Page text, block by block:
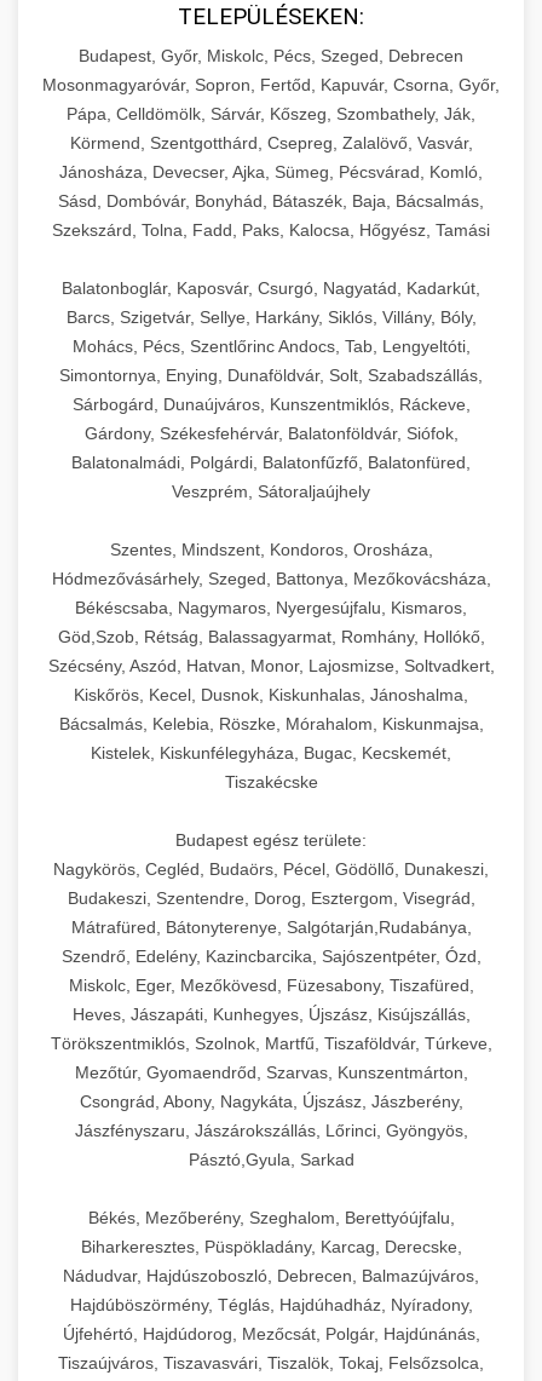
TELEPÜLÉSEKEN:
Budapest, Győr, Miskolc, Pécs, Szeged, Debrecen
Mosonmagyaróvár, Sopron, Fertőd, Kapuvár, Csorna, Győr,
Pápa, Celldömölk, Sárvár, Kőszeg, Szombathely, Ják,
Körmend, Szentgotthárd, Csepreg, Zalalövő, Vasvár,
Jánosháza, Devecser, Ajka, Sümeg, Pécsvárad, Komló,
Sásd, Dombóvár, Bonyhád, Bátaszék, Baja, Bácsalmás,
Szekszárd, Tolna, Fadd, Paks, Kalocsa, Hőgyész, Tamási
Balatonboglár, Kaposvár, Csurgó, Nagyatád, Kadarkút,
Barcs, Szigetvár, Sellye, Harkány, Siklós, Villány, Bóly,
Mohács, Pécs, Szentlőrinc Andocs, Tab, Lengyeltóti,
Simontornya, Enying, Dunaföldvár, Solt, Szabadszállás,
Sárbogárd, Dunaújváros, Kunszentmiklós, Ráckeve,
Gárdony, Székesfehérvár, Balatonföldvár, Siófok,
Balatonalmádi, Polgárdi, Balatonfűzfő, Balatonfüred,
Veszprém, Sátoraljaújhely
Szentes, Mindszent, Kondoros, Orosháza,
Hódmezővásárhely, Szeged, Battonya, Mezőkovácsháza,
Békéscsaba, Nagymaros, Nyergesújfalu, Kismaros,
Göd,Szob, Rétság, Balassagyarmat, Romhány, Hollókő,
Szécsény, Aszód, Hatvan, Monor, Lajosmizse, Soltvadkert,
Kiskőrös, Kecel, Dusnok, Kiskunhalas, Jánoshalma,
Bácsalmás, Kelebia, Röszke, Mórahalom, Kiskunmajsa,
Kistelek, Kiskunfélegyháza, Bugac, Kecskemét,
Tiszakécske
Budapest egész területe:
Nagykörös, Cegléd, Budaörs, Pécel, Gödöllő, Dunakeszi,
Budakeszi, Szentendre, Dorog, Esztergom, Visegrád,
Mátrafüred, Bátonyterenye, Salgótarján,Rudabánya,
Szendrő, Edelény, Kazincbarcika, Sajószentpéter, Ózd,
Miskolc, Eger, Mezőkövesd, Füzesabony, Tiszafüred,
Heves, Jászapáti, Kunhegyes, Újszász, Kisújszállás,
Törökszentmiklós, Szolnok, Martfű, Tiszaföldvár, Túrkeve,
Mezőtúr, Gyomaendrőd, Szarvas, Kunszentmárton,
Csongrád, Abony, Nagykáta, Újszász, Jászberény,
Jászfényszaru, Jászárokszállás, Lőrinci, Gyöngyös,
Pásztó,Gyula, Sarkad
Békés, Mezőberény, Szeghalom, Berettyóújfalu,
Biharkeresztes, Püspökladány, Karcag, Derecske,
Nádudvar, Hajdúszoboszló, Debrecen, Balmazújváros,
Hajdúböszörmény, Téglás, Hajdúhadház, Nyíradony,
Újfehértó, Hajdúdorog, Mezőcsát, Polgár, Hajdúnánás,
Tiszaújváros, Tiszavasvári, Tiszalök, Tokaj, Felsőzsolca,